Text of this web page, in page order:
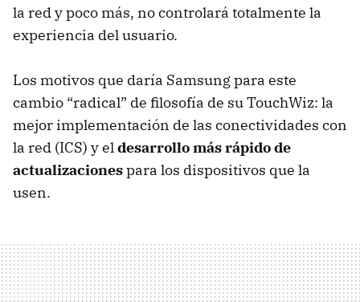
la red y poco más, no controlará totalmente la
experiencia del usuario.
Los motivos que daría Samsung para este
cambio “radical” de filosofía de su TouchWiz: la
mejor implementación de las conectividades con
la red (ICS) y eldesarrollo más rápido de
actualizacionespara los dispositivos que la
usen.